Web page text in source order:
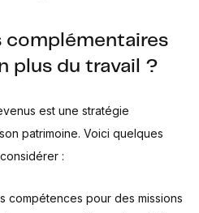
complémentaires
plus du travail ?
est une stratégie
patrimoine. Voici quelques
:
compétences pour des missions